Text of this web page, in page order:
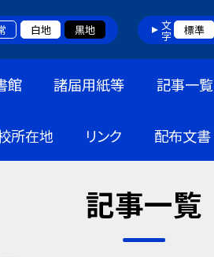
白地 黒地 文字 標準
館 諸届用紙等 記事一覧
所在地 リンク 配布文書
記事一覧